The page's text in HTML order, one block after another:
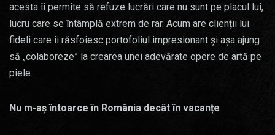
acesta îi permite să refuze lucrări care nu sunt pe placul lui,
lucru care se întâmplă extrem de rar. Acum are clienții lui
fideli care îi răsfoiesc portofoliul impresionant și așa ajung
să „colaboreze” la crearea unei adevărate opere de artă pe
piele.
Nu m-aș întoarce în România decât în vacanțe